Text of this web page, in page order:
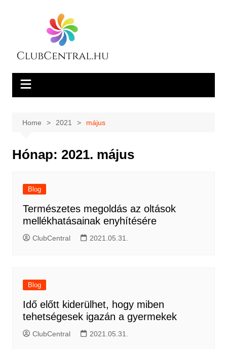
Home 2021 május
Hónap: 2021. május
Blog
Természetes megoldás az oltások
mellékhatásainak enyhítésére
ClubCentral 2021.05.31.
Blog
Idő előtt kiderülhet, hogy miben
tehetségesek igazán a gyermekek
ClubCentral 2021.05.31.